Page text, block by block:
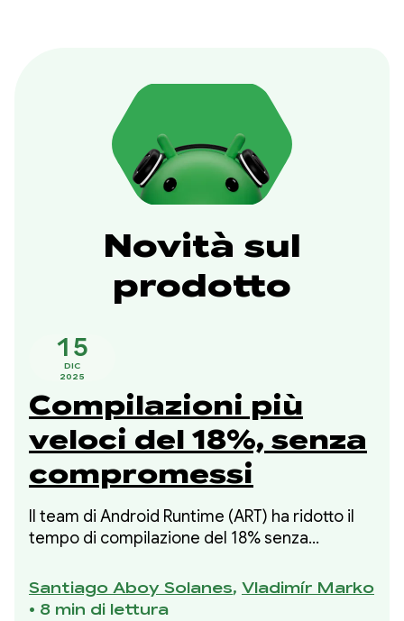
Novità sul
prodotto
15
DIC
2025
Compilazioni più
veloci del 18%, senza
compromessi
Il team di Android Runtime (ART) ha ridotto il
tempo di compilazione del 18% senza
eventuali regressioni di picco della memoria.
Questo miglioramento fa parte della nostra
Santiago Aboy Solanes, Vladimír Marko
• 8 min di lettura